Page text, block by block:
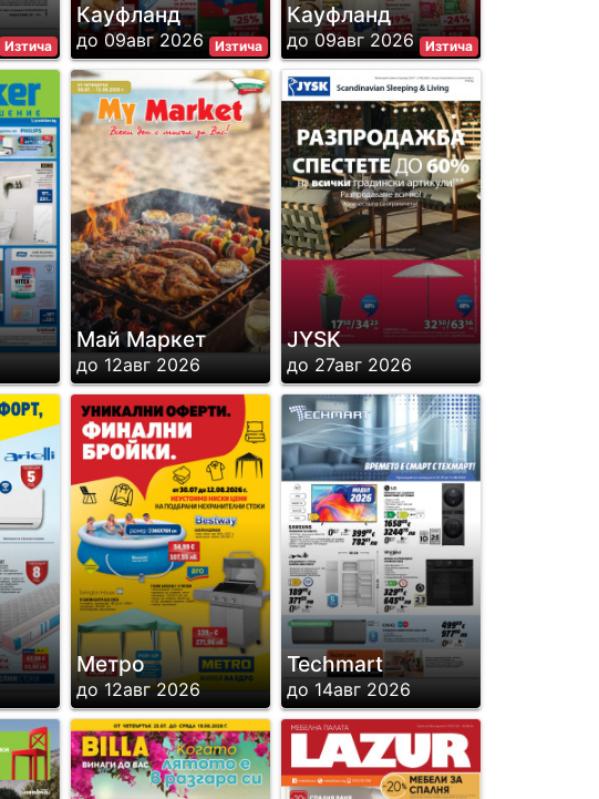
Изтича Изтича
Кауфланд
до 09авг 2026 Изтича
Кауфланд
до 09авг 2026
Май Маркет
до 12авг 2026
JYSK
до 27авг 2026
Метро
до 12авг 2026
Techmart
до 14авг 2026